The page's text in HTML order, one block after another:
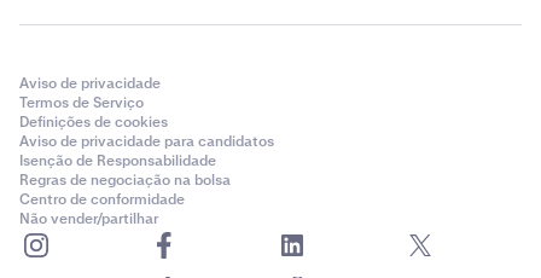
Aviso de privacidade
Termos de Serviço
Definições de cookies
Aviso de privacidade para candidatos
Isenção de Responsabilidade
Regras de negociação na bolsa
Centro de conformidade
Não vender/partilhar